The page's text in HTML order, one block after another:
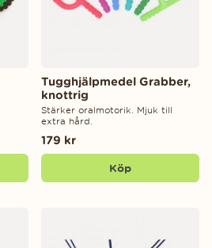
Tugghjälpmedel Grabber,
knottrig
Stärker oralmotorik. Mjuk till
extra hård.
179 kr
Köp